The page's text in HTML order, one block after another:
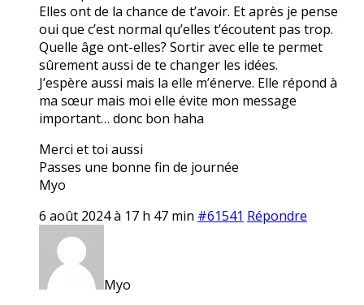
Elles ont de la chance de t’avoir. Et après je pense
oui que c’est normal qu’elles t’écoutent pas trop.
Quelle âge ont-elles? Sortir avec elle te permet
sûrement aussi de te changer les idées.
J’espère aussi mais la elle m’énerve. Elle répond à
ma sœur mais moi elle évite mon message
important… donc bon haha
Merci et toi aussi
Passes une bonne fin de journée
Myo
6 août 2024 à 17 h 47 min #61541 Répondre
Myo